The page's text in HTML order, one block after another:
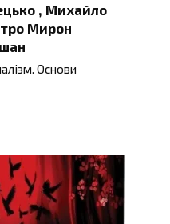
, Михайло
Мирон
Основи